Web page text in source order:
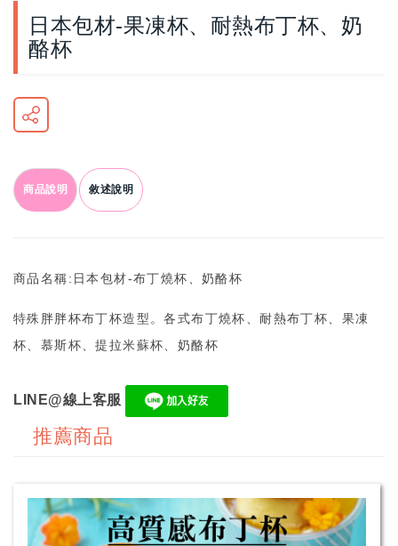
日本包材-果凍杯、耐熱布丁杯、奶
酪杯
商品說明 敘述說明
商品名稱:日本包材-布丁燒杯、奶酪杯
特殊胖胖杯布丁杯造型。各式布丁燒杯、耐熱布丁杯、果凍
杯、慕斯杯、提拉米蘇杯、奶酪杯
LINE@線上客服
推薦商品